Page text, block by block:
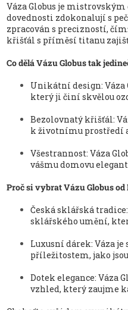
Váza Globus je
dovednosti zdokonalují s
zpracován s precizností,
křišťál s příměsí titanu
Co dělá Vázu Globus tak
Unikátní design:
který ji činí skvělou
Bezolovnatý křišťál:
k životnímu prostředí
Všestrannost: Váza
vášmu domovu
Proč si vybrat Vázu Globus
Česká sklářská
sklářského umění,
Luxusní dárek: Váza
příležitostem, jako
Dotek elegance: Váza
vzhled, který zaujme